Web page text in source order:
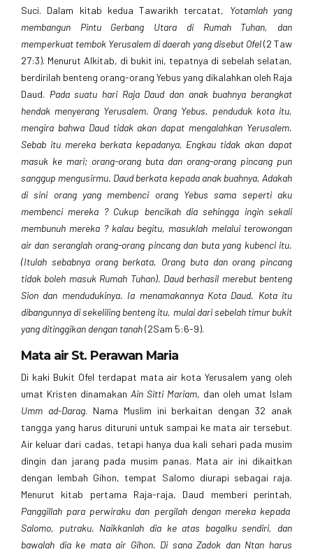
Suci. Dalam kitab kedua Tawarikh tercatat, Yotamlah yang
membangun Pintu Gerbang Utara di Rumah Tuhan, dan
memperkuat tembok Yerusalem di daerah yang disebut Ofel(2 Taw
27:3). Menurut Alkitab, di bukit ini, tepatnya di sebelah selatan,
berdirilah benteng orang-orang Yebus yang dikalahkan oleh Raja
Daud. Pada suatu hari Raja Daud dan anak buahnya berangkat
hendak menyerang Yerusalem. Orang Yebus, penduduk kota itu,
mengira bahwa Daud tidak akan dapat mengalahkan Yerusalem.
Sebab itu mereka berkata kepadanya, Engkau tidak akan dapat
masuk ke mari; orang-orang buta dan orang-orang pincang pun
sanggup mengusirmu. Daud berkata kepada anak buahnya, Adakah
di sini orang yang membenci orang Yebus sama seperti aku
membenci mereka ? Cukup bencikah dia sehingga ingin sekali
membunuh mereka ? kalau begitu, masuklah melalui terowongan
air dan seranglah orang-orang pincang dan buta yang kubenci itu.
(Itulah sebabnya orang berkata, Orang buta dan orang pincang
tidak boleh masuk Rumah Tuhan). Daud berhasil merebut benteng
Sion dan mendudukinya. Ia menamakannya Kota Daud. Kota itu
dibangunnya di sekeliling benteng itu, mulai dari sebelah timur bukit
yang ditinggikan dengan tanah(2Sam 5:6-9).
Mata air St. Perawan Maria
Di kaki Bukit Ofel terdapat mata air kota Yerusalem yang oleh
umat Kristen dinamakan Ain Sitti Mariam, dan oleh umat Islam
Umm ad-Darag. Nama Muslim ini berkaitan dengan 32 anak
tangga yang harus dituruni untuk sampai ke mata air tersebut.
Air keluar dari cadas, tetapi hanya dua kali sehari pada musim
dingin dan jarang pada musim panas. Mata air ini dikaitkan
dengan lembah Gihon, tempat Salomo diurapi sebagai raja.
Menurut kitab pertama Raja-raja, Daud memberi perintah,
Panggillah para perwiraku dan pergilah dengan mereka kepada
Salomo, putraku. Naikkanlah dia ke atas bagalku sendiri, dan
bawalah dia ke mata air Gihon. Di sana Zadok dan Ntan harus